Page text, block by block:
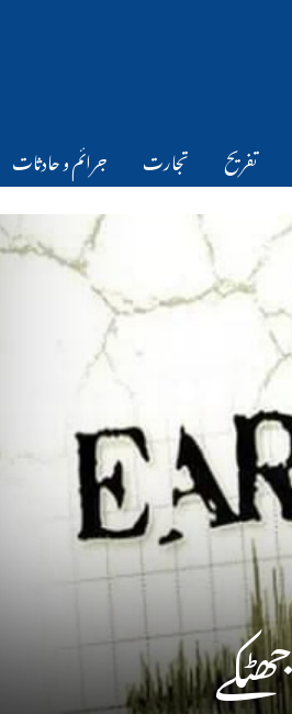
تفریح تجارت جرائم و حادثات